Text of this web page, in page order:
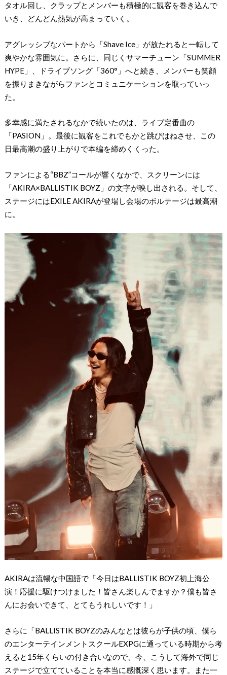
タオル回し、クラップとメンバーも積極的に観客を巻き込んで
いき、どんどん熱気が高まっていく。
アグレッシブなパートから「Shave Ice」が放たれると一転して
爽やかな雰囲気に。さらに、同じくサマーチューン「SUMMER
HYPE」、ドライブソング「360°」へと続き、メンバーも笑顔
を振りまきながらファンとコミュニケーションを取っていっ
た。
多幸感に満たされるなかで続いたのは、ライブ定番曲の
「PASION」。最後に観客をこれでもかと跳びはねさせ、この
日最高潮の盛り上がりで本編を締めくくった。
ファンによる“BBZ”コールが響くなかで、スクリーンには
「AKIRA×BALLISTIK BOYZ」の文字が映し出される。そして、
ステージにはEXILE AKIRAが登場し会場のボルテージは最高潮
に。
AKIRAは流暢な中国語で「今日はBALLISTIK BOYZ初上海公
演！応援に駆けつけました！皆さん楽しんでますか？僕も皆さ
んにお会いできて、とてもうれしいです！」
さらに「BALLISTIK BOYZのみんなとは彼らが子供の頃、僕ら
のエンターテインメントスクールEXPGに通っている時期から考
えると15年くらいの付き合いなので、今、こうして海外で同じ
ステージで立てていることを本当に感慨深く思います。また一